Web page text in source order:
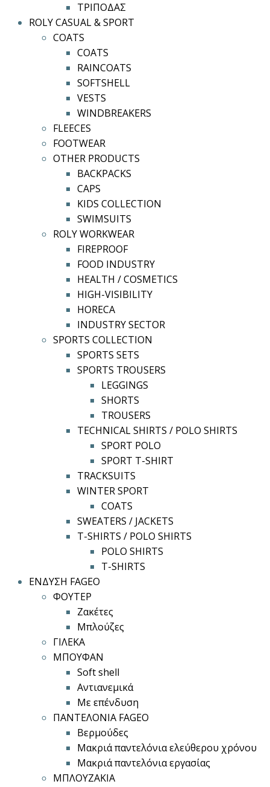
ΤΡΙΠΟΔΑΣ
ROLY CASUAL & SPORT
COATS
COATS
RAINCOATS
SOFTSHELL
VESTS
WINDBREAKERS
FLEECES
FOOTWEAR
OTHER PRODUCTS
BACKPACKS
CAPS
KIDS COLLECTION
SWIMSUITS
ROLY WORKWEAR
FIREPROOF
FOOD INDUSTRY
HEALTH / COSMETICS
HIGH-VISIBILITY
HORECA
INDUSTRY SECTOR
SPORTS COLLECTION
SPORTS SETS
SPORTS TROUSERS
LEGGINGS
SHORTS
TROUSERS
TECHNICAL SHIRTS / POLO SHIRTS
SPORT POLO
SPORT T-SHIRT
TRACKSUITS
WINTER SPORT
COATS
SWEATERS / JACKETS
T-SHIRTS / POLO SHIRTS
POLO SHIRTS
T-SHIRTS
ΕΝΔΥΣΗ FAGEO
ΦΟΥΤΕΡ
Ζακέτες
Μπλούζες
ΓΙΛΕΚΑ
ΜΠΟΥΦΑΝ
Soft shell
Αντιανεμικά
Με επένδυση
ΠΑΝΤΕΛΟΝΙΑ FAGEO
Βερμούδες
Μακριά παντελόνια ελεύθερου χρόνου
Μακριά παντελόνια εργασίας
ΜΠΛΟΥΖΑΚΙΑ